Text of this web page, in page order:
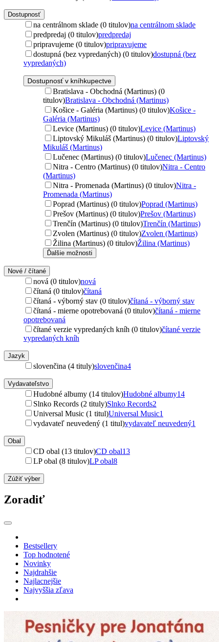
Dostupnosť
na centrálnom sklade (0 titulov)na centrálnom sklade
predpredaj (0 titulov)predpredaj
pripravujeme (0 titulov)pripravujeme
dostupná (bez vypredaných) (0 titulov)dostupná (bez
vypredaných)
Dostupnosť v kníhkupectve
Bratislava - Obchodná (Martinus) (0
titulov)Bratislava - Obchodná (Martinus)
Košice - Galéria (Martinus) (0 titulov)Košice -
Galéria (Martinus)
Levice (Martinus) (0 titulov)Levice (Martinus)
Liptovský Mikuláš (Martinus) (0 titulov)Liptovský
Mikuláš (Martinus)
Lučenec (Martinus) (0 titulov)Lučenec (Martinus)
Nitra - Centro (Martinus) (0 titulov)Nitra - Centro
(Martinus)
Nitra - Promenada (Martinus) (0 titulov)Nitra -
Promenada (Martinus)
Poprad (Martinus) (0 titulov)Poprad (Martinus)
Prešov (Martinus) (0 titulov)Prešov (Martinus)
Trenčín (Martinus) (0 titulov)Trenčín (Martinus)
Zvolen (Martinus) (0 titulov)Zvolen (Martinus)
Žilina (Martinus) (0 titulov)Žilina (Martinus)
Ďalšie možnosti
Nové / čítané
nová (0 titulov)nová
čítaná (0 titulov)čítaná
čítaná - výborný stav (0 titulov)čítaná - výborný stav
čítaná - mierne opotrebovaná (0 titulov)čítaná - mierne
opotrebovaná
čítané verzie vypredaných kníh (0 titulov)čítané verzie
vypredaných kníh
Jazyk
slovenčina (4 tituly)slovenčina4
Vydavateľstvo
Hudobné albumy (14 titulov)Hudobné albumy14
Slnko Records (2 tituly)Slnko Records2
Universal Music (1 titul)Universal Music1
vydavateľ neuvedený (1 titul)vydavateľ neuvedený1
Obal
CD obal (13 titulov)CD obal13
LP obal (8 titulov)LP obal8
Zúžiť výber
Zoradiť
Bestsellery
Top hodnotené
Novinky
Najdrahšie
Najlacnejšie
Najvyššia zľava